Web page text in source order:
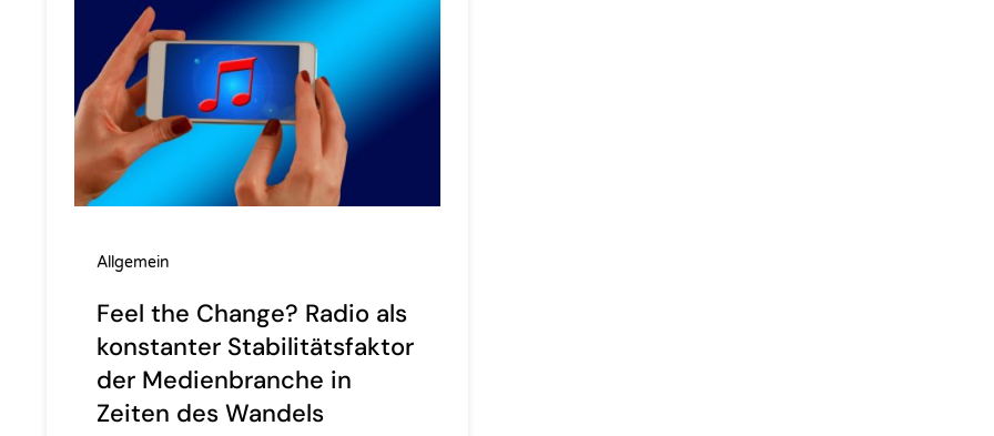
Allgemein
Feel the Change? Radio als
konstanter Stabilitätsfaktor
der Medienbranche in
Zeiten des Wandels